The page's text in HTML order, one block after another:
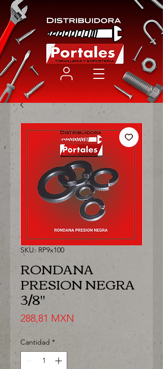
SKU: RP9x100
RONDANA
PRESION NEGRA
3/8"
288,81 MXN
Cantidad *